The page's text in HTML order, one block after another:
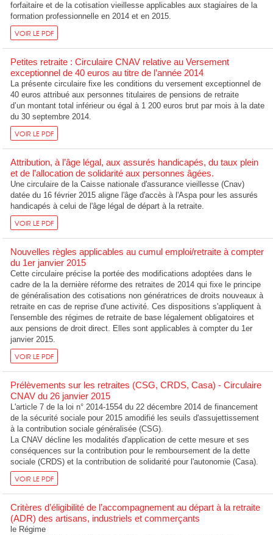
forfaitaire et de la cotisation vieillesse applicables aux stagiaires de la
formation professionnelle en 2014 et en 2015.
VOIR LE PDF
Petites retraite : Circulaire CNAV relative au Versement
exceptionnel de 40 euros au titre de l’année 2014
La présente circulaire fixe les conditions du versement exceptionnel de
40 euros attribué aux personnes titulaires de pensions de retraite
d’un montant total inférieur ou égal à 1 200 euros brut par mois à la date
du 30 septembre 2014.
VOIR LE PDF
Attribution, à l’âge légal, aux assurés handicapés, du taux plein
et de l’allocation de solidarité aux personnes âgées.
Une circulaire de la Caisse nationale d'assurance vieillesse (Cnav)
datée du 16 février 2015 aligne l'âge d'accès à l'Aspa pour les assurés
handicapés à celui de l'âge légal de départ à la retraite.
VOIR LE PDF
Nouvelles règles applicables au cumul emploi/retraite à compter
du 1er janvier 2015
Cette circulaire précise la portée des modifications adoptées dans le
cadre de la la dernière réforme des retraites de 2014 qui fixe le principe
de généralisation des cotisations non génératrices de droits nouveaux à
retraite en cas de reprise d'une activité. Ces dispositions s'appliquent à
l'ensemble des régimes de retraite de base légalement obligatoires et
aux pensions de droit direct. Elles sont applicables à compter du 1er
janvier 2015.
VOIR LE PDF
Prélèvements sur les retraites (CSG, CRDS, Casa) - Circulaire
CNAV du 26 janvier 2015
L'article 7 de la loi n° 2014-1554 du 22 décembre 2014 de financement
de la sécurité sociale pour 2015 amodifié les seuils d'assujettissement
à la contribution sociale généralisée (CSG).
La CNAV décline les modalités d'application de cette mesure et ses
conséquences sur la contribution pour le remboursement de la dette
sociale (CRDS) et la contribution de solidarité pour l'autonomie (Casa).
VOIR LE PDF
Critères d’éligibilité de l’accompagnement au départ à la retraite
(ADR) des artisans, industriels et commerçants
le Régime